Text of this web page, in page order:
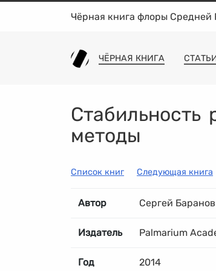
Чёрная книга флоры
ЧЁРНАЯ КНИГА
Стабильность
методы
Список книг Следующая книга
Автор Сергей Баранов
Издатель Palmarium
Год 2014